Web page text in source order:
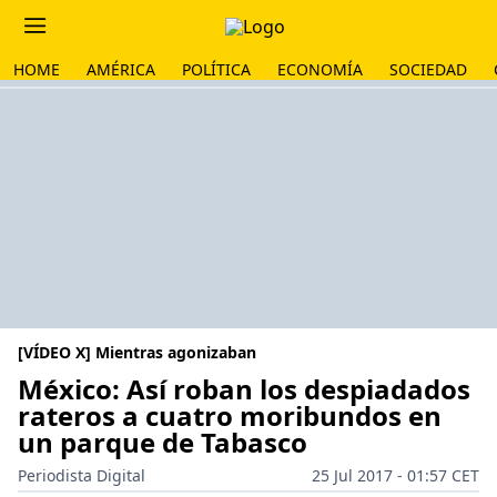
HOME AMÉRICA POLÍTICA ECONOMÍA SOCIEDAD
[VÍDEO X] Mientras agonizaban
México: Así roban los despiadados
rateros a cuatro moribundos en
un parque de Tabasco
Periodista Digital
25 Jul 2017 - 01:57 CET